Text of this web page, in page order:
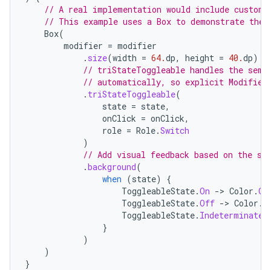
// A real implementation would include
// This example uses a Box to demonstrate the
Box(
modifier = modifier
. size(width = 64.dp, height = 40.dp)
// triStateToggleable handles the
// automatically, so explicit
. triStateToggleable(
state = state,
onClick = onClick,
role = Role.Switch
)
// Add visual feedback based on the
.background(
when (state)
{
ToggleableState.On -> Color .
ToggleableState.Off -> Color .
ToggleableState. Indeterminate
}
)
)
}